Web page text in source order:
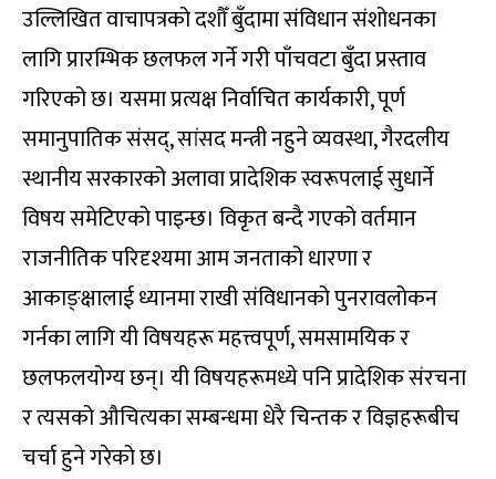
उल्लिखित वाचापत्रको दशौँ बुँदामा संविधान संशोधनका
लागि प्रारम्भिक छलफल गर्ने गरी पाँचवटा बुँदा प्रस्ताव
गरिएको छ। यसमा प्रत्यक्ष निर्वाचित कार्यकारी, पूर्ण
समानुपातिक संसद्, सांसद मन्त्री नहुने व्यवस्था, गैरदलीय
स्थानीय सरकारको अलावा प्रादेशिक स्वरूपलाई सुधार्ने
विषय समेटिएको पाइन्छ। विकृत बन्दै गएको वर्तमान
राजनीतिक परिदृश्यमा आम जनताको धारणा र
आकाङ्क्षालाई ध्यानमा राखी संविधानको पुनरावलोकन
गर्नका लागि यी विषयहरू महत्त्वपूर्ण, समसामयिक र
छलफलयोग्य छन्। यी विषयहरूमध्ये पनि प्रादेशिक संरचना
र त्यसको औचित्यका सम्बन्धमा धेरै चिन्तक र विज्ञहरूबीच
चर्चा हुने गरेको छ।